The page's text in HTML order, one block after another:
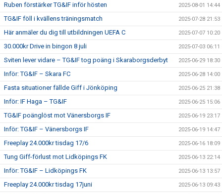
Ruben förstärker TG&IF inför hösten 2025-08-01 14:44
TG&IF föll i kvällens träningsmatch 2025-07-28 21:53
Här anmäler du dig till utbildningen UEFA C 2025-07-07 10:20
30.000kr Drive in bingon 8 juli 2025-07-03 06:11
Sviten lever vidare – TG&IF tog poäng i Skaraborgsderbyt 2025-06-29 18:30
Inför: TG&IF – Skara FC 2025-06-28 14:00
Fasta situationer fällde Giff i Jönköping 2025-06-25 21:38
Inför: IF Haga – TG&IF 2025-06-25 15:06
TG&IF poänglöst mot Vänersborgs IF 2025-06-19 23:17
Inför: TG&IF – Vänersborgs IF 2025-06-19 14:47
Freeplay 24.000kr tisdag 17/6 2025-06-16 18:09
Tung Giff-förlust mot Lidköpings FK 2025-06-13 22:14
Inför: TG&IF – Lidköpings FK 2025-06-13 13:57
Freeplay 24.000kr tisdag 17juni 2025-06-13 09:43